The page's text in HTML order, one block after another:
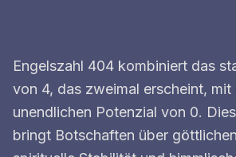
Engelszahl 404 kombiniert das
von 4, das zweimal erscheint, mit
unendlichen Potenzial von 0.
bringt Botschaften über